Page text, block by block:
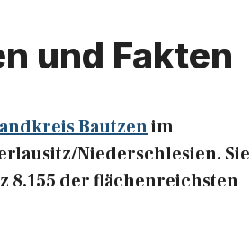
und Fakten
Bautzenim
Niederschlesien. Sie
8.155 der flächenreichsten